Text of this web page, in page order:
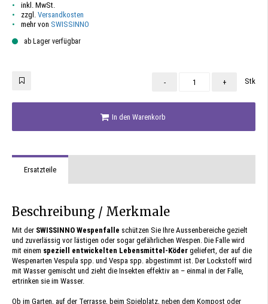
inkl. MwSt.
zzgl. Versandkosten
mehr von SWISSINNO
ab Lager verfügbar
- + Stk
In den Warenkorb
Ersatzteile
Beschreibung / Merkmale
Mit der SWISSINNO Wespenfalle schützen Sie Ihre Aussenbereiche gezielt
und zuverlässig vor lästigen oder sogar gefährlichen Wespen. Die Falle wird
mit einem speziell entwickelten Lebensmittel-Köder geliefert, der auf die
Wespenarten Vespula spp. und Vespa spp. abgestimmt ist. Der Lockstoff wird
mit Wasser gemischt und zieht die Insekten effektiv an – einmal in der Falle,
ertrinken sie im Wasser.
Ob im Garten, auf der Terrasse, beim Spielplatz, neben dem Kompost oder